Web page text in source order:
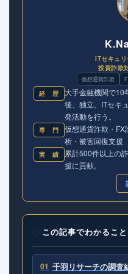
ITセキュ
投資詐欺
仮想通貨詐欺
経 歴
大手金融機関で10
後、独立。ITセキ
発活動を行う。
専 門
仮想通貨詐欺・
析・被害回復支援
実 績
累計500件以上の
援に貢献。
この記事でわかること
01 千羽リサーチの調査